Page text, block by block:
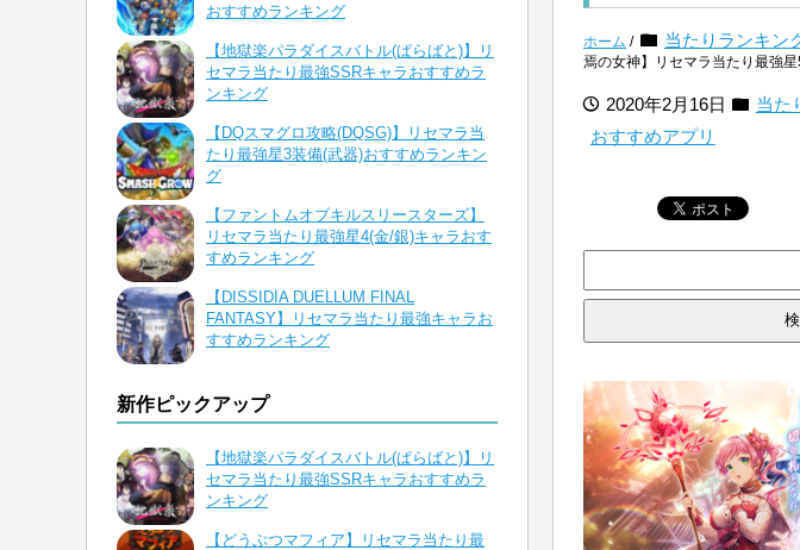
おすすめランキング
【地獄楽パラダイスバトル(ぱらばと)】リ
セマラ当たり最強SSRキャラおすすめラ
ンキング
【DQスマグロ攻略(DQSG)】リセマラ当
たり最強星3装備(武器)おすすめランキン
グ
【ファントムオブキルスリースターズ】
リセマラ当たり最強星4(金/銀)キャラおす
すめランキング
【DISSIDIA DUELLUM FINAL
FANTASY】リセマラ当たり最強キャラお
すすめランキング
新作ピックアップ
【地獄楽パラダイスバトル(ぱらばと)】リ
セマラ当たり最強SSRキャラおすすめラ
ンキング
【どうぶつマフィア】リセマラ当たり最
ホーム / 当たりランキン
焉の女神】リセマラ当たり最強
2020年2月16日
当た
おすすめアプリ
索: